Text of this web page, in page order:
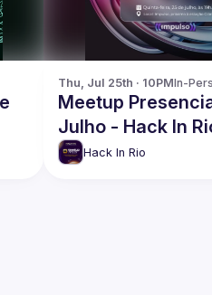
Thu, Jul 25th · 10PMIn-
Meetup
Julho - Hack In
Hack In Rio